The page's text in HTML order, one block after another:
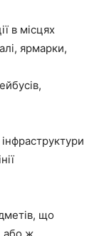
в місцях
ярмарки,
що